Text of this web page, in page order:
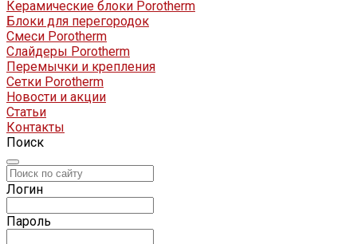
Керамические блоки Porotherm
Блоки для перегородок
Смеси Porotherm
Слайдеры Porotherm
Перемычки и крепления
Сетки Porotherm
Новости и акции
Статьи
Контакты
Поиск
Логин
Пароль